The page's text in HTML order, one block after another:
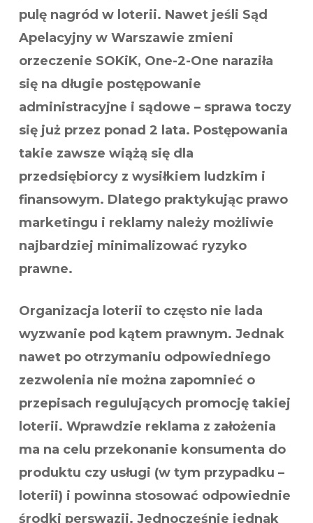
pulę nagród w loterii. Nawet jeśli Sąd
Apelacyjny w Warszawie zmieni
orzeczenie SOKiK, One-2-One naraziła
się na długie postępowanie
administracyjne i sądowe – sprawa toczy
się już przez ponad 2 lata. Postępowania
takie zawsze wiążą się dla
przedsiębiorcy z wysiłkiem ludzkim i
finansowym. Dlatego praktykując prawo
marketingu i reklamy należy możliwie
najbardziej minimalizować ryzyko
prawne.
Organizacja loterii to często nie lada
wyzwanie pod kątem prawnym. Jednak
nawet po otrzymaniu odpowiedniego
zezwolenia nie można zapomnieć o
przepisach regulujących promocję takiej
loterii. Wprawdzie reklama z założenia
ma na celu przekonanie konsumenta do
produktu czy usługi (w tym przypadku –
loterii) i powinna stosować odpowiednie
środki perswazji. Jednocześnie jednak